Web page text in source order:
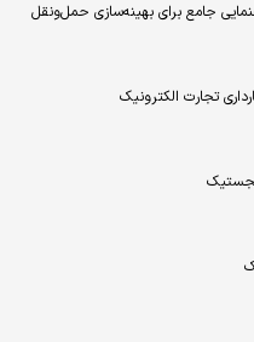
جامع برای بهینه‌سازی حمل‌ونقل
تجارت الکترونیک